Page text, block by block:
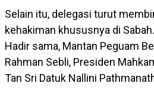
Selain itu, delegasi turut
kehakiman khususnya di Sabah.
Hadir sama, Mantan Peguam
Rahman Sebli, Presiden
Tan Sri Datuk Nallini